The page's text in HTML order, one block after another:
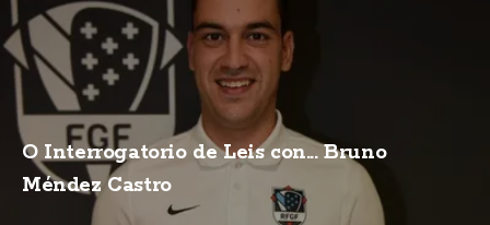
O Interrogatorio de Leis con... Bruno
Méndez Castro